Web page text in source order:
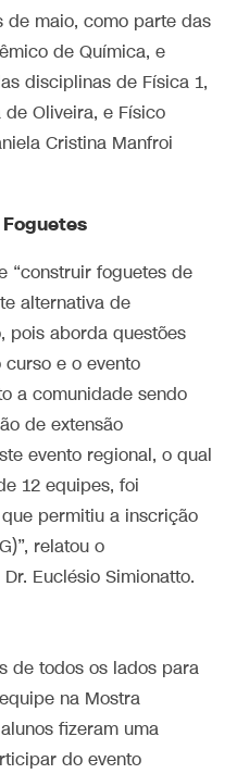
de maio, como parte das
de Química, e
disciplinas de Física 1,
Oliveira, e Físico
Cristina Manfroi
“construir foguetes de
alternativa de
pois aborda questões
e o evento
a comunidade sendo
de extensão
evento regional, o qual
12 equipes, foi
permitiu a inscrição
relatou o
Euclésio Simionatto.
de todos os lados para
na Mostra
fizeram uma
do evento